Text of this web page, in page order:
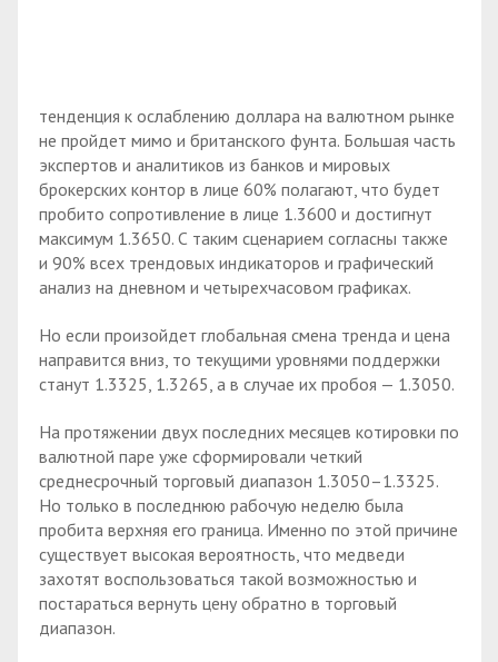
тенденция к ослаблению доллара на валютном рынке
не пройдет мимо и британского фунта. Большая часть
экспертов и аналитиков из банков и мировых
брокерских контор в лице 60% полагают, что будет
пробито сопротивление в лице 1.3600 и достигнут
максимум 1.3650. С таким сценарием согласны также
и 90% всех трендовых индикаторов и графический
анализ на дневном и четырехчасовом графиках.
Но если произойдет глобальная смена тренда и цена
направится вниз, то текущими уровнями поддержки
станут 1.3325, 1.3265, а в случае их пробоя — 1.3050.
На протяжении двух последних месяцев котировки по
валютной паре уже сформировали четкий
среднесрочный торговый диапазон 1.3050–1.3325.
Но только в последнюю рабочую неделю была
пробита верхняя его граница. Именно по этой причине
существует высокая вероятность, что медведи
захотят воспользоваться такой возможностью и
постараться вернуть цену обратно в торговый
диапазон.